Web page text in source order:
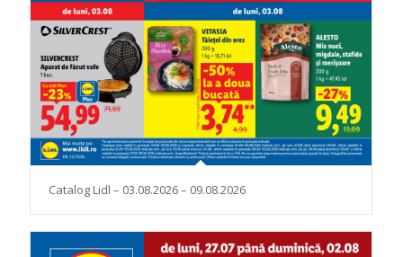
Catalog Lidl – 03.08.2026 – 09.08.2026